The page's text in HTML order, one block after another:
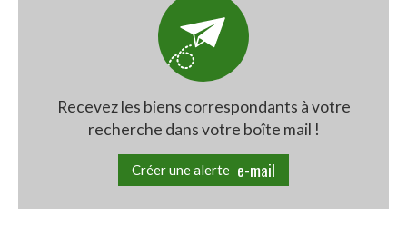
Recevez les biens correspondants à votre
recherche dans votre boîte mail !
Créer une alerte e-mail